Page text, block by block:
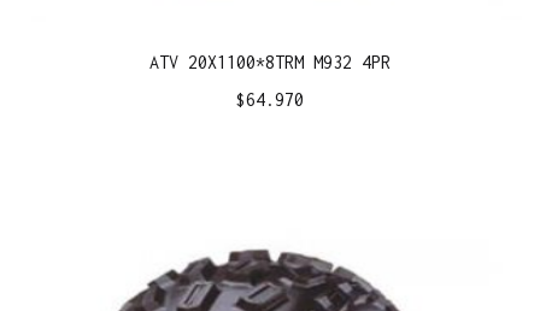
ATV 20X1100*8TRM M932 4PR
$64.970